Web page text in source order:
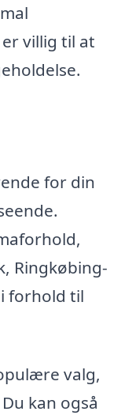
villig til at
for din
Ringkøbing-
forhold til
valg,
kan også